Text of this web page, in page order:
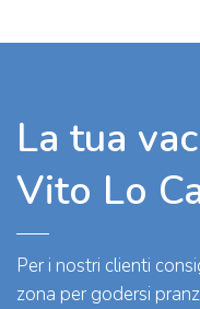
La tua
Vito Lo
Per i nostri clienti
zona per godersi